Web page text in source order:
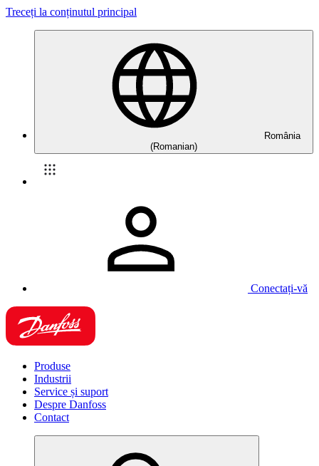
Treceți la conținutul principal
România
(Romanian)
Conectați-vă
Produse
Industrii
Service și suport
Despre Danfoss
Contact